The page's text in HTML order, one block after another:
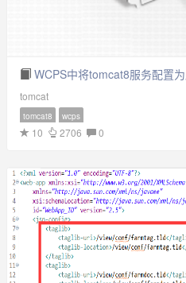
WCPS中将tomcat8服务配置
tomcat
tomcat8 wcps
10 2706 0